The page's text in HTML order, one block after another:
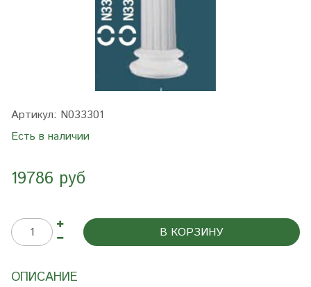
Артикул: N033301
Есть в наличии
19786 руб
В КОРЗИНУ
ОПИСАНИЕ